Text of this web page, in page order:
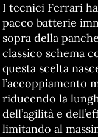
I tecnici Ferrari
pacco batterie
sopra della
classico schema
questa scelta
l’accoppiamento
riducendo la
dell’agilità e
limitando al